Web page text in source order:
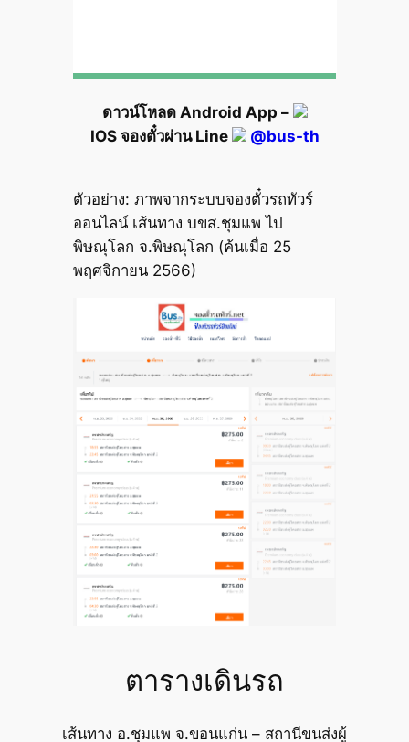
ดาวน์โหลด Android App –
IOS จองตั๋วผ่าน Line
@bus-th
ตัวอย่าง: ภาพจากระบบจองตั๋วรถทัวร์
ออนไลน์ เส้นทาง บขส.ชุมแพ ไป
พิษณุโลก จ.พิษณุโลก (ค้นเมื่อ 25
พฤศจิกายน 2566)
ตารางเดินรถ
เส้นทาง อ.ชุมแพ จ.ขอนแก่น – สถานีขนส่งผู้